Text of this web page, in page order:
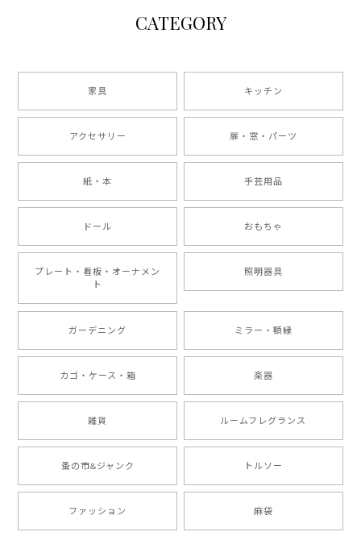
CATEGORY
家具 キッチン
アクセサリー 扉・窓・パーツ
紙・本 手芸用品
ドール おもちゃ
プレート・看板・オーナメン
ト
照明器具
ガーデニング ミラー・額縁
カゴ・ケース・箱 楽器
雑貨 ルームフレグランス
蚤の市&ジャンク トルソー
ファッション 麻袋